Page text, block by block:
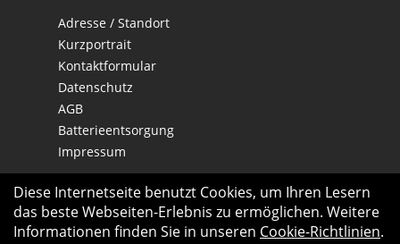
Adresse / Standort
Kurzportrait
Kontaktformular
Datenschutz
AGB
Batterieentsorgung
Impressum
Diese Internetseite benutzt Cookies, um Ihren Lesern
das beste Webseiten-Erlebnis zu ermöglichen. Weitere
Informationen finden Sie in unseren Cookie-Richtlinien.